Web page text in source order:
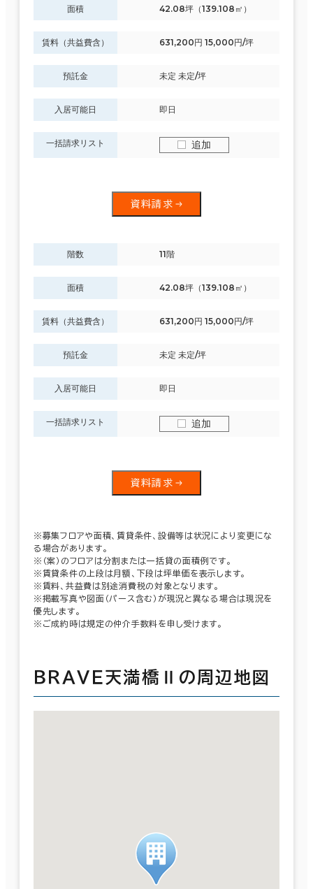
面積 42.08坪（139.108㎡）
賃料（共益費含） 631,200円 15,000円/坪
預託金 未定 未定/坪
入居可能日 即日
一括請求リスト 追加
資料請求
階数 11階
面積 42.08坪（139.108㎡）
賃料（共益費含） 631,200円 15,000円/坪
預託金 未定 未定/坪
入居可能日 即日
一括請求リスト 追加
資料請求
※募集フロアや面積、賃貸条件、設備等は状況により変更にな
る場合があります。
※（案）のフロアは分割または一括貸の面積例です。
※賃貸条件の上段は月額、下段は坪単価を表示します。
※賃料、共益費は別途消費税の対象となります。
※掲載写真や図面（パース含む）が現況と異なる場合は現況を
優先します。
※ご成約時は規定の仲介手数料を申し受けます。
ＢＲＡＶＥ天満橋Ⅱの周辺地図